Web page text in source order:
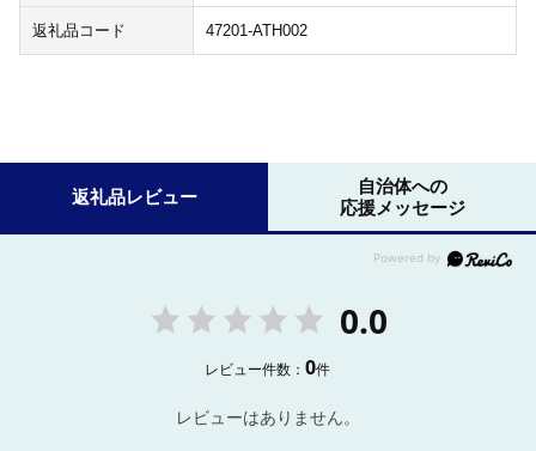
返礼品コード 47201-ATH002
返礼品レビュー
自治体への
応援メッセージ
0.0
レビュー件数：0件
レビューはありません。